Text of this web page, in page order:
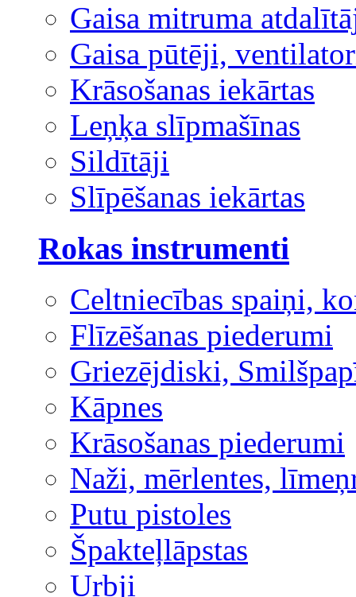
Gaisa mitruma
Gaisa pūtēji,
Krāsošanas iekārtas
Leņķa slīpmašīnas
Sildītāji
Slīpēšanas iekārtas
Rokas instrumenti
Celtniecības spaiņi,
Flīzēšanas piederumi
Griezējdiski,
Kāpnes
Krāsošanas piederumi
Naži, mērlentes,
Putu pistoles
Špakteļlāpstas
Urbji